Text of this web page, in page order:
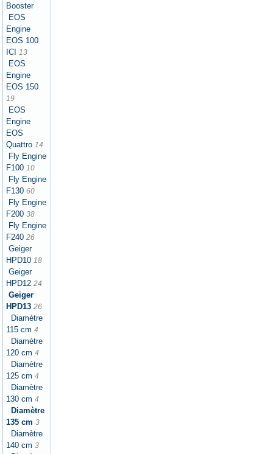
Booster
EOS
Engine
EOS 100
ICI
13
EOS
Engine
EOS 150
19
EOS
Engine
EOS
Quattro 14
Fly Engine
F100 10
Fly Engine
F130 60
Fly Engine
F200 38
Fly Engine
F240 26
Geiger
HPD10 18
Geiger
HPD12 24
Geiger
HPD13 26
Diamètre
115 cm 4
Diamètre
120 cm 4
Diamètre
125 cm 4
Diamètre
130 cm 4
Diamètre
135 cm 3
Diamètre
140 cm 3